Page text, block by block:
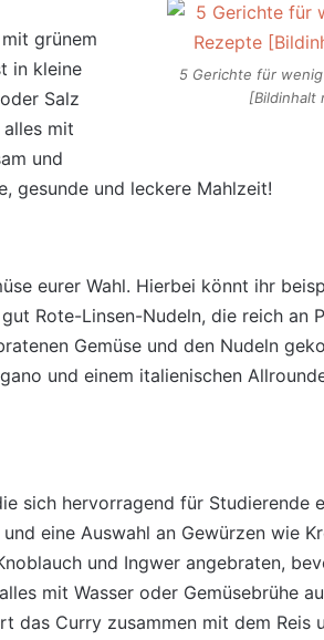
5 Gerichte für
[Bildinhalt
grünem
in kleine
Salz
mit
und
gesunde und leckere Mahlzeit!
eurer Wahl. Hierbei könnt ihr
Rote-Linsen-Nudeln, die reich an
Gemüse und den Nudeln
und einem italienischen
sich hervorragend für Studierende
und eine Auswahl an Gewürzen wie
und Ingwer angebraten,
mit Wasser oder Gemüsebrühe
das Curry zusammen mit dem Reis